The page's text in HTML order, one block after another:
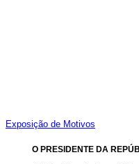
Exposição de Motivos
O PRESIDENTE DA